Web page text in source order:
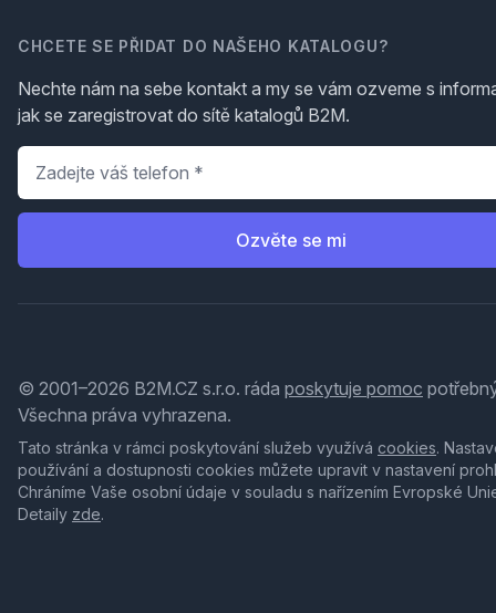
CHCETE SE PŘIDAT DO NAŠEHO KATALOGU?
Nechte nám na sebe kontakt a my se vám ozveme s
jak se zaregistrovat do sítě katalogů B2M.
Telefon
Ozvěte se mi
© 2001–2026 B2M.CZ s.r.o. ráda poskytuje pomoc
Všechna práva vyhrazena.
Tato stránka v rámci poskytování služeb využívá cookies.
používání a dostupnosti cookies můžete upravit v nastavení
Chráníme Vaše osobní údaje v souladu s nařízením Evropské
Detaily zde.